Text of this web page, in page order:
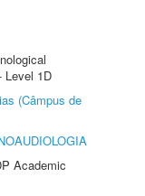
Level 1D
(Câmpus de
Academic